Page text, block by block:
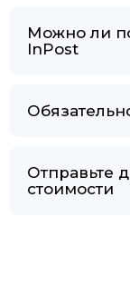
Можно ли
InPost
Отправьте
стоимости